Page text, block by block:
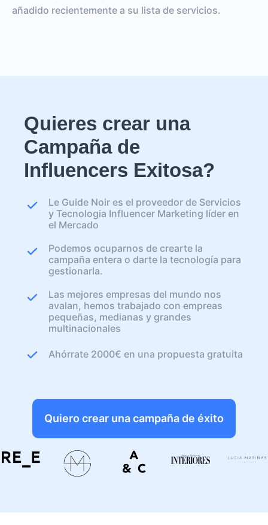
añadido recientemente a su lista de servicios.
Quieres crear una
Campaña de
Influencers Exitosa?
Le Guide Noir es el proveedor de Servicios
y Tecnologia Influencer Marketing líder en
el Mercado
Podemos ocuparnos de crearte la
campaña entera o darte la tecnología para
gestionarla.
Las mejores empresas del mundo nos
avalan, hemos trabajado con empreas
pequeñas, medianas y grandes
multinacionales
Ahórrate 2000€ en una propuesta gratuita
Quiero crear una campaña de éxito